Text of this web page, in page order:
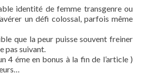
identité de femme transgenre ou
un défi colossal, parfois même
que la peur puisse souvent freiner
pas suivant.
4 éme en bonus à la fin de l’article )